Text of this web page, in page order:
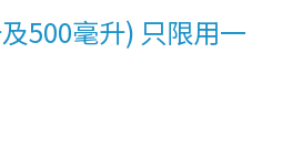
500毫升) 只限用一